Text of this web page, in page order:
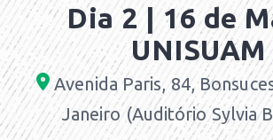
Dia 2 | 16 de
UNISUAM
Avenida Paris, 84,
Janeiro (Auditório Sylvia